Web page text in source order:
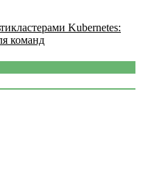
Kubernetes:
команд